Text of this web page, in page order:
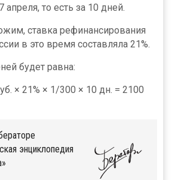
апреля, то есть за 10 дней.
ставка рефинансирования
в это время составляла 21%.
будет равна:
× 21% × 1/300 × 10 дн. = 2100
энциклопедия